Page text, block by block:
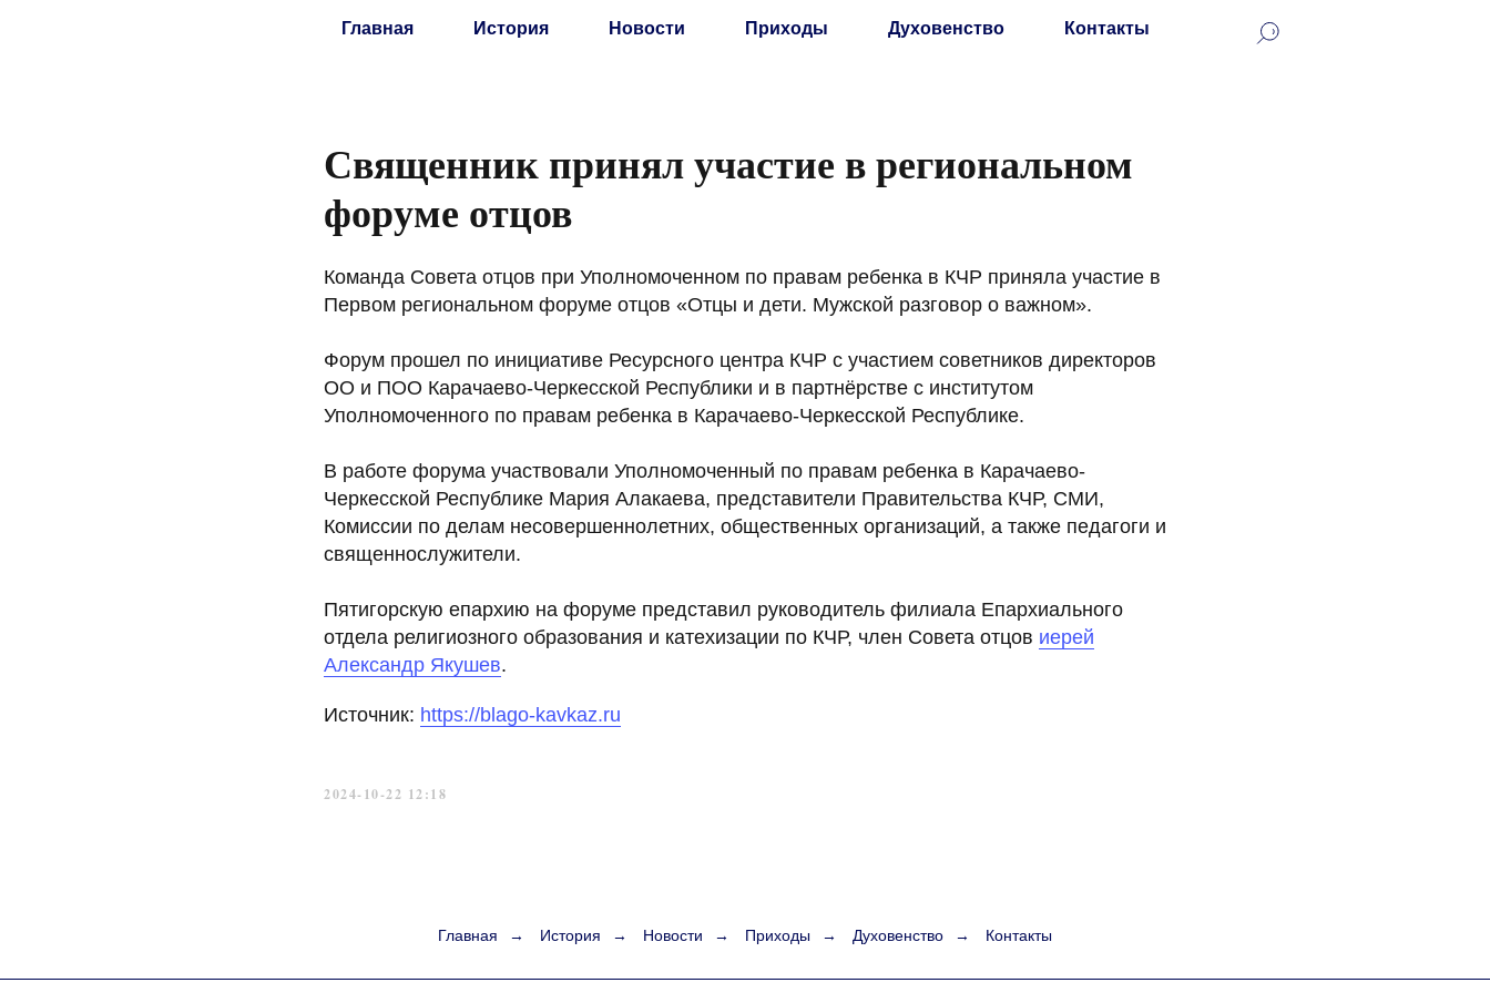
Главная История Новости Приходы Духовенство Контакты
Священник принял участие в региональном
форуме отцов
Команда Совета отцов при Уполномоченном по правам ребенка в КЧР приняла участие в
Первом региональном форуме отцов «Отцы и дети. Мужской разговор о важном».
Форум прошел по инициативе Ресурсного центра КЧР с участием советников директоров
ОО и ПОО Карачаево-Черкесской Республики и в партнёрстве с институтом
Уполномоченного по правам ребенка в Карачаево-Черкесской Республике.
В работе форума участвовали Уполномоченный по правам ребенка в Карачаево-
Черкесской Республике Мария Алакаева, представители Правительства КЧР, СМИ,
Комиссии по делам несовершеннолетних, общественных организаций, а также педагоги и
священнослужители.
Пятигорскую епархию на форуме представил руководитель филиала Епархиального
отдела религиозного образования и катехизации по КЧР, член Совета отцов иерей
Александр Якушев.
Источник: https://blago-kavkaz.ru
2024-10-22 12:18
Главная → История → Новости → Приходы → Духовенство → Контакты